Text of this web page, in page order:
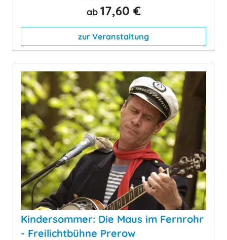
ab 17,60 €
zur Veranstaltung
Kindersommer: Die Maus im Fernrohr
- Freilichtbühne Prerow